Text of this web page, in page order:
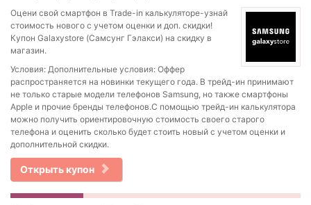
Оцени свой смартфон в Trade-in калькуляторе-узнай
стоимость нового с учетом оценки и доп. скидки!
Купон Galaxystore (Самсунг Гэлакси) на скидку в
магазин.
Условия: Дополнительные условия: Оффер
распространяется на новинки текущего года. В трейд-ин принимают
не только старые модели телефонов Samsung, но также смартфоны
Apple и прочие бренды телефонов.С помощью трейд-ин калькулятора
можно получить ориентировочную стоимость своего старого
телефона и оценить сколько будет стоить новый с учетом оценки и
дополнительной скидки.
Открыть купон